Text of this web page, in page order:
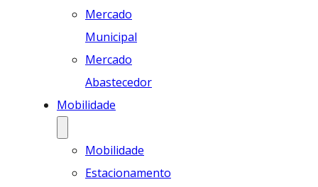
Mercado
Municipal
Mercado
Abastecedor
Mobilidade
Mobilidade
Estacionamento